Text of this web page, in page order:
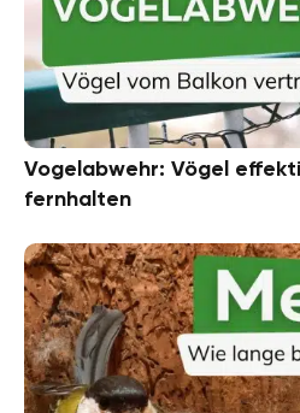
Vogelabwehr: Vögel
fernhalten